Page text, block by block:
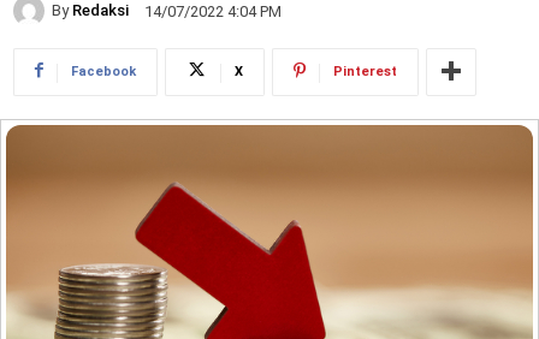
By Redaksi 14/07/2022 4:04 PM
Facebook X Pinterest